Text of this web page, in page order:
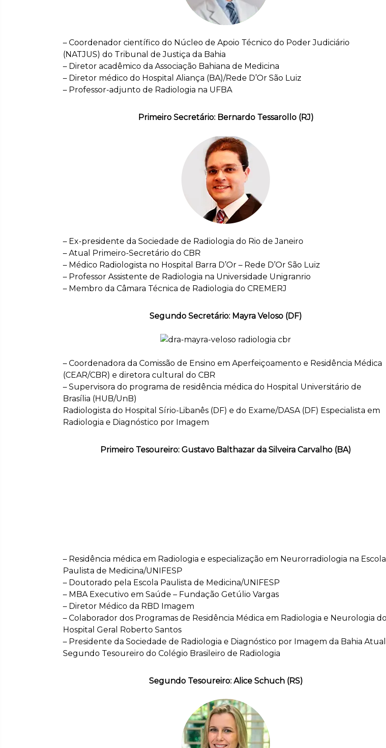
– Coordenador científico do Núcleo de Apoio Técnico do Poder Judiciário
(NATJUS) do Tribunal de Justiça da Bahia
– Diretor acadêmico da Associação Bahiana de Medicina
– Diretor médico do Hospital Aliança (BA)/Rede D’Or São Luiz
– Professor-adjunto de Radiologia na UFBA
Primeiro Secretário: Bernardo Tessarollo (RJ)
– Ex-presidente da Sociedade de Radiologia do Rio de Janeiro
– Atual Primeiro-Secretário do CBR
– Médico Radiologista no Hospital Barra D’Or – Rede D’Or São Luiz
– Professor Assistente de Radiologia na Universidade Unigranrio
– Membro da Câmara Técnica de Radiologia do CREMERJ
Segundo Secretário: Mayra Veloso (DF)
– Coordenadora da Comissão de Ensino em Aperfeiçoamento e Residência Médica
(CEAR/CBR) e diretora cultural do CBR
– Supervisora do programa de residência médica do Hospital Universitário de
Brasília (HUB/UnB)
Radiologista do Hospital Sírio-Libanês (DF) e do Exame/DASA (DF) Especialista em
Radiologia e Diagnóstico por Imagem
Primeiro Tesoureiro: Gustavo Balthazar da Silveira Carvalho (BA)
– Colaborador dos Programas de Residência Médica em Radiologia e Neurologia do
Hospital Geral Roberto Santos
– Presidente da Sociedade de Radiologia e Diagnóstico por Imagem da Bahia Atual
Segundo Tesoureiro do Colégio Brasileiro de Radiologia
Segundo Tesoureiro: Alice Schuch (RS)
– Médica radiologista – Membro Titular do CBR